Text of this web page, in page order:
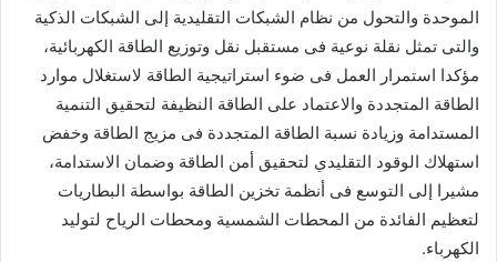
الموحدة والتحول من نظام الشبكات التقليدية إلى الشبكات الذكية
والتى تمثل نقلة نوعية فى مستقبل نقل وتوزيع الطاقة الكهربائية،
مؤكدا استمرار العمل فى ضوء استراتيجية الطاقة لاستغلال موارد
الطاقة المتجددة والاعتماد على الطاقة النظيفة لتحقيق التنمية
المستدامة وزيادة نسبة الطاقة المتجددة فى مزيج الطاقة وخفض
استهلاك الوقود التقليدي لتحقيق أمن الطاقة وضمان الاستدامة،
مشيرا إلى التوسع فى أنظمة تخزين الطاقة بواسطة البطاريات
لتعظيم الفائدة من المحطات الشمسية ومحطات الرياح لتوليد
الكهرباء.